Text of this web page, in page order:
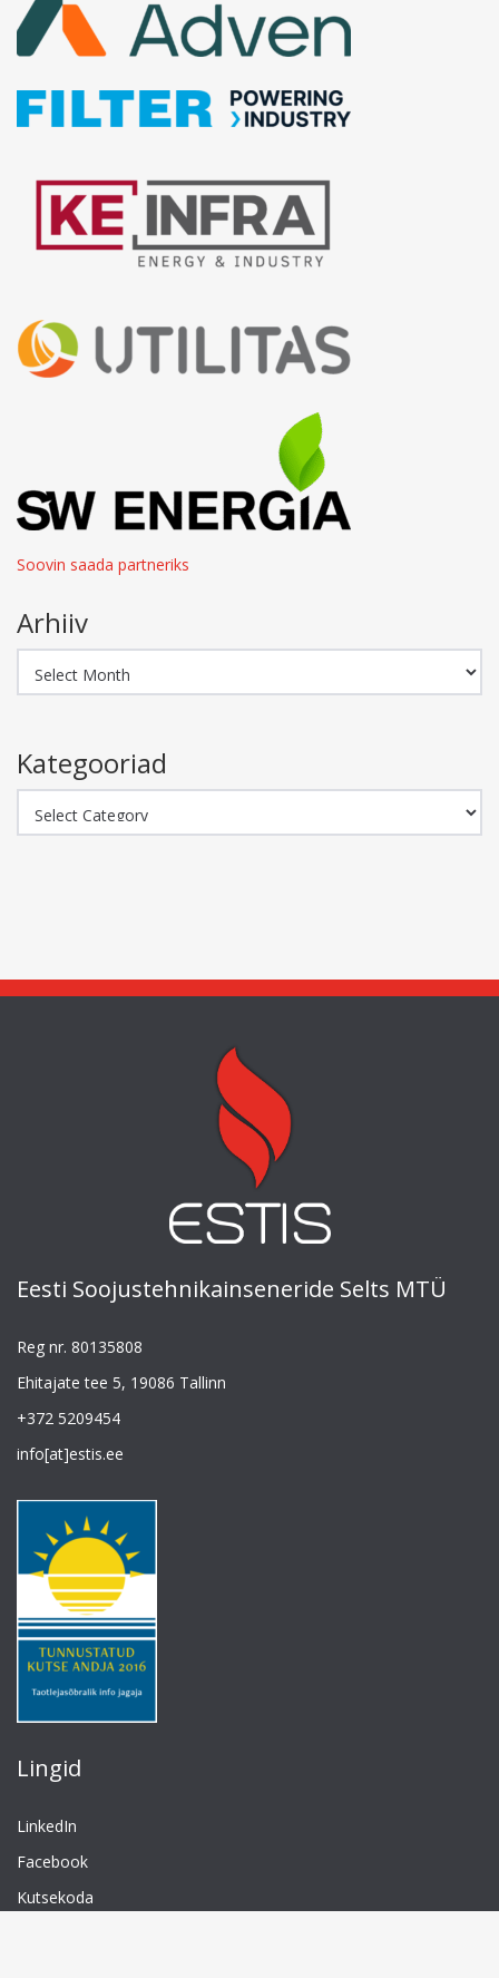
Soovin saada partneriks
Arhiiv
Kategooriad
Eesti Soojustehnikainseneride Selts MTÜ
Reg nr. 80135808
Ehitajate tee 5, 19086 Tallinn
+372 5209454
info[at]estis.ee
Lingid
LinkedIn
Facebook
Kutsekoda